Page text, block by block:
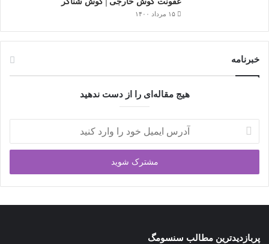
۱۵ مرداد ۱۴۰۰
خبرنامه
هیج مقاله‌ای را از دست ندهید
آدرس
ایمیل
خود
وارد
کنید
پربازدیدترین مطالب سنسومگ